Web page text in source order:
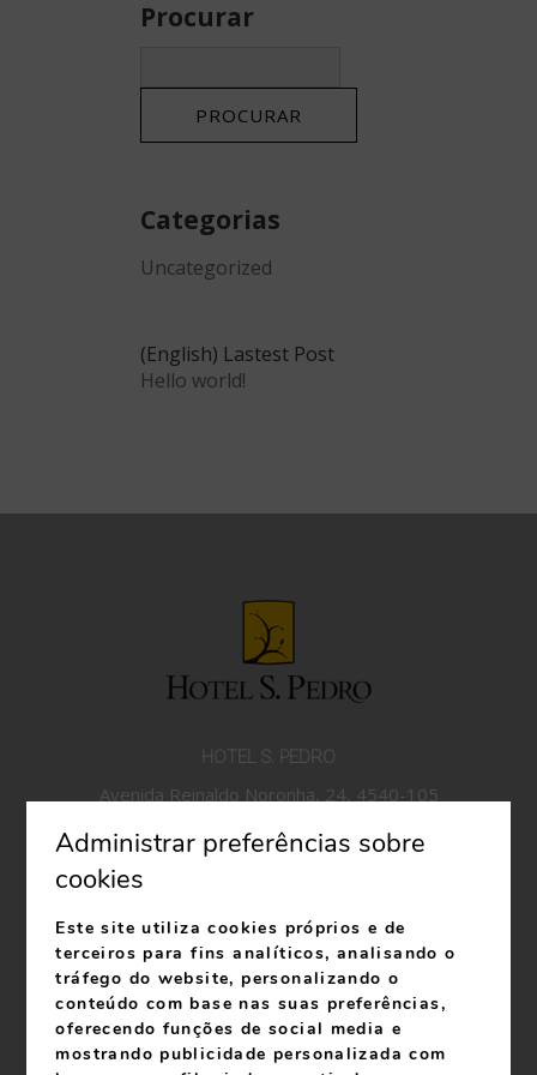
Procurar
Categorias
Uncategorized
(English) Lastest Post
Hello world!
HOTEL S. PEDRO
Avenida Reinaldo Noronha, 24, 4540-105
Telefone:+351 256 944 580 *Chamada para a rede
móvel nacional
info@hotelspedro.com
RNET 27
RNAAT: 619/2023
Administrar preferências sobre
cookies
Este site utiliza cookies próprios e de
terceiros para fins analíticos, analisando o
tráfego do website, personalizando o
conteúdo com base nas suas preferências,
oferecendo funções de social media e
mostrando publicidade personalizada com